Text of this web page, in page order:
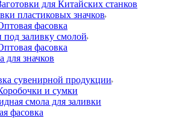
для Китайских станков
пластиковых значков
фасовка
под заливку смолой
фасовка
для значков
сувенирной продукции
и сумки
смола для заливки
фасовка